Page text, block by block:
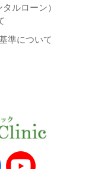
ルローン）
準について